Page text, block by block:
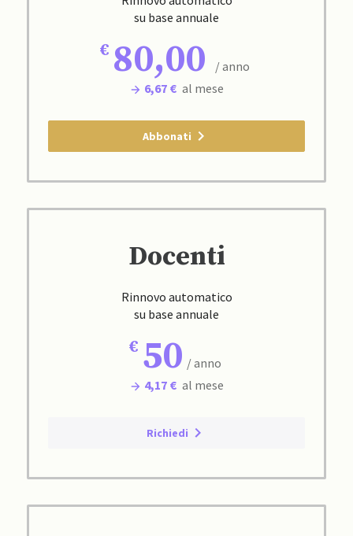
su base annuale
80,00
/ anno
6,67 € al mese
Abbonati
Docenti
Rinnovo automatico
su base annuale
50 / anno
4,17 € al mese
Richiedi